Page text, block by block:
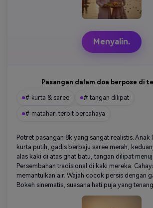
Menyalin.
Pasangan dalam doa berpose di
# kurta & saree # tangan dilipat
# matahari terbit bercahaya
Potret pasangan 8k yang sangat realistis.
kurta putih, gadis berbaju saree merah,
alas kaki di atas ghat batu, tangan dilipat
Persembahan tradisional di kaki mereka.
memantulkan air. Wajah cocok persis dengan
Bokeh sinematis, suasana hati puja yang tenang.